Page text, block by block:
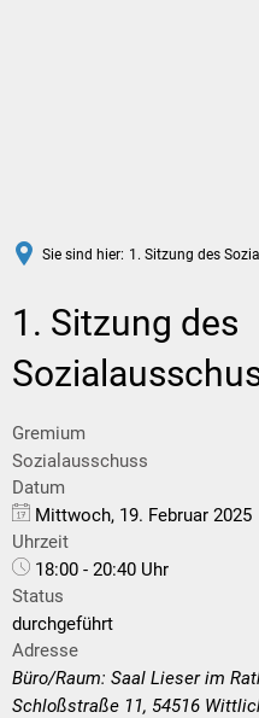
Sie sind hier: 1. Sitzung des
1. Sitzung des
Gremium
Sozialausschuss
Datum
Mittwoch, 19. Februar 2025
Uhrzeit
18:00 - 20:40 Uhr
Status
durchgeführt
Adresse
Büro/Raum: Saal Lieser im
Schloßstraße 11, 54516